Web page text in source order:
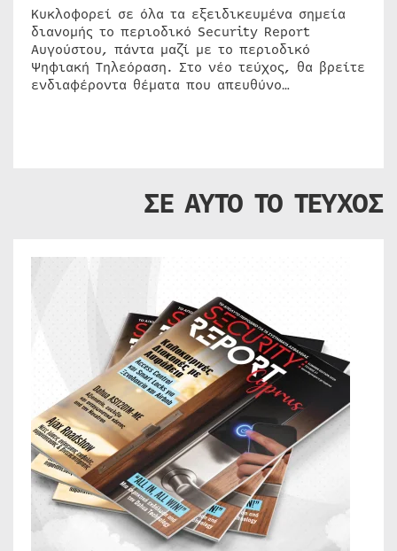
Κυκλοφορεί σε όλα τα εξειδικευμένα σημεία
διανομής το περιοδικό Security Report
Αυγούστου, πάντα μαζί με το περιοδικό
Ψηφιακή Τηλεόραση. Στο νέο τεύχος, θα βρείτε
ενδιαφέροντα θέματα που απευθύνο…
ΣΕ ΑΥΤΟ ΤΟ ΤΕΥΧΟΣ